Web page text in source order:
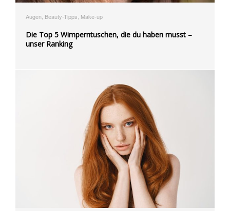
Augen, Beauty-Tipps, Make-up
Die Top 5 Wimperntuschen, die du haben musst –
unser Ranking